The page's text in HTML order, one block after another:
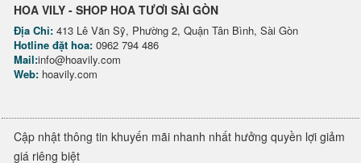
HOA VILY - SHOP HOA TƯƠI SÀI GÒN
Địa Chỉ: 413 Lê Văn Sỹ, Phường 2, Quận Tân Bình, Sài Gòn
Hotline đặt hoa: 0962 794 486
Mail:info@hoavily.com
Web: hoavily.com
Cập nhật thông tin khuyến mãi nhanh nhất hưởng quyền lợi giảm
giá riêng biệt